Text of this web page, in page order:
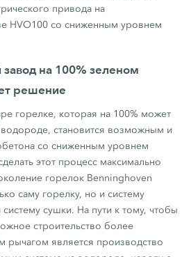
привода на
HVO100 со сниженным уровнем
на 100% зеленом
решение
горелке, которая на 100% может
водороде, становится возможным и
со сниженным уровнем
этот процесс максимально
горелок Benninghoven
саму горелку, но и систему
сушки. На пути к тому, чтобы
строительство более
рычагом является производство